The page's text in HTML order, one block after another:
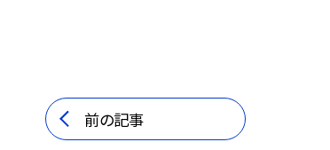
前の記事